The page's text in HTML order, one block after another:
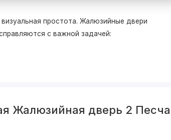
простота. Жалюзийные двери
с важной задачей:
Жалюзийная дверь 2